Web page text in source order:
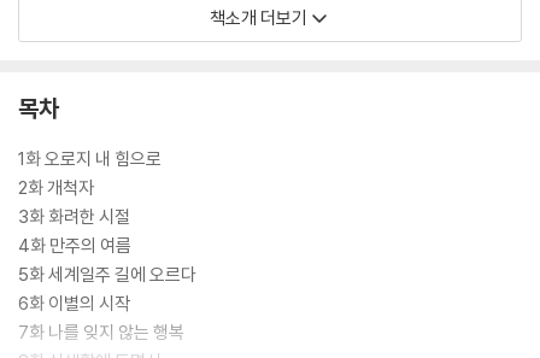
친근하게 구현해낸 이 책은 나혜석을 처음 접하는 이들에게는 더없이 친절
한 안내서가 되고, 그를 잘 알고 있다고 생각했던 독자들에게는 이제껏 보
책소개 더보기
목차
1화 오로지 내 힘으로
2화 개척자
3화 화려한 시절
4화 만주의 여름
5화 세계일주 길에 오르다
6화 이별의 시작
7화 나를 잊지 않는 행복